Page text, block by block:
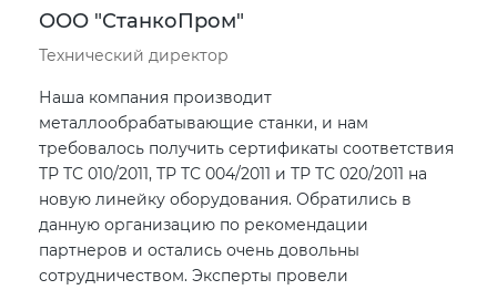
ООО "СтанкоПром"
Технический директор
Наша компания производит
металлообрабатывающие станки, и нам
требовалось получить сертификаты соответствия
ТР ТС 010/2011, ТР ТС 004/2011 и ТР ТС 020/2011 на
новую линейку оборудования. Обратились в
данную организацию по рекомендации
партнеров и остались очень довольны
сотрудничеством. Эксперты провели